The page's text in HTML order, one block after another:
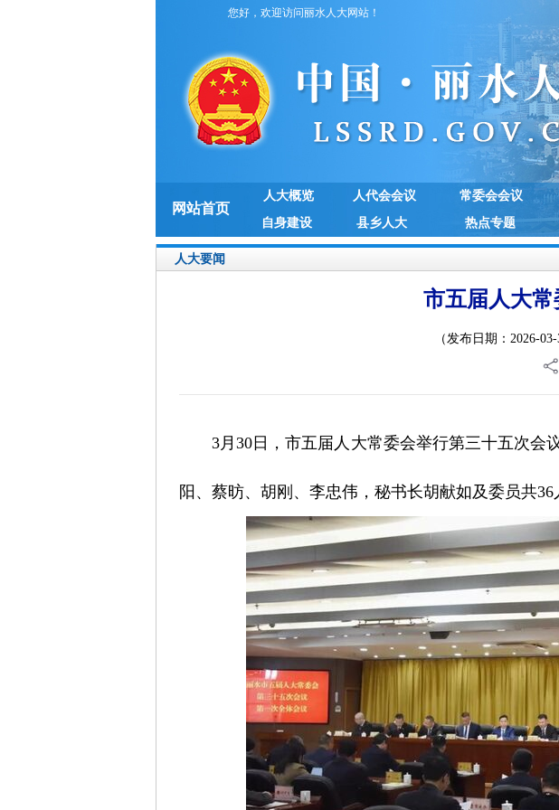
您好，欢迎访问丽水人大网站！
网站首页
人大概览 人代会会议 常委会会议
自身建设
县乡人大 热点专题
人大要闻
市五届人大
（发布日期：2026-
3月30日，市五届人大常委会举行第三十五次
阳、蔡昉、胡刚、李忠伟，秘书长胡献如及委员共36